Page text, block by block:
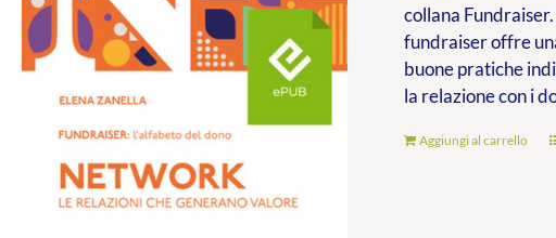
collana
fundraiser offre
buone pratiche
la relazione con i
Aggiungi al carrello